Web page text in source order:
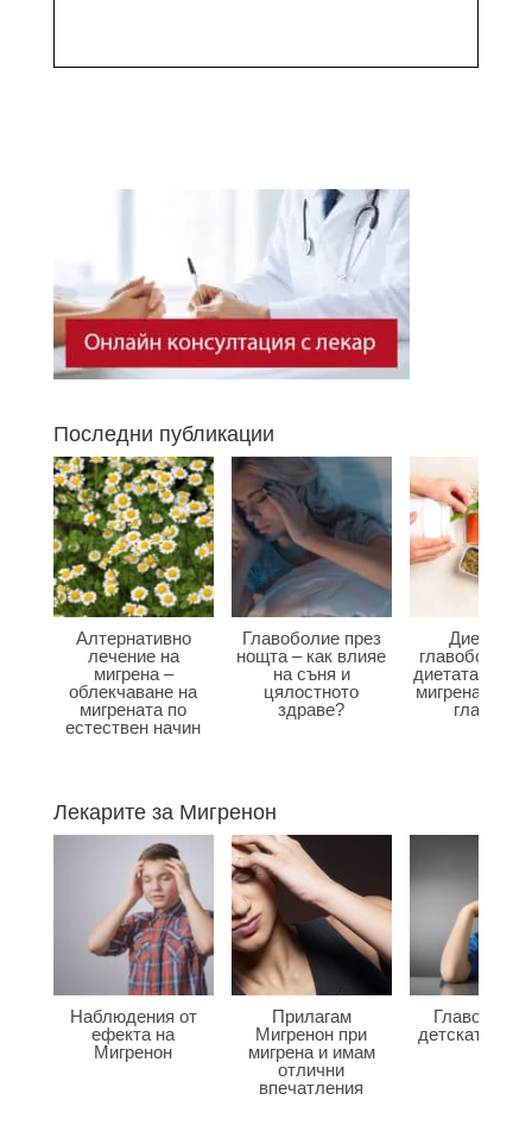
Последни публикации
Алтернативно
лечение на
мигрена –
облекчаване на
мигрената по
естествен начин
Главоболие през
нощта – как влияе
на съня и
цялостното
здраве?
Диета при
главоболие –
диетата
мигрена и
главата?
Лекарите за Мигренон
Наблюдения от
ефекта на
Мигренон
Прилагам
Мигренон при
мигрена и имам
отлични
впечатления
детската